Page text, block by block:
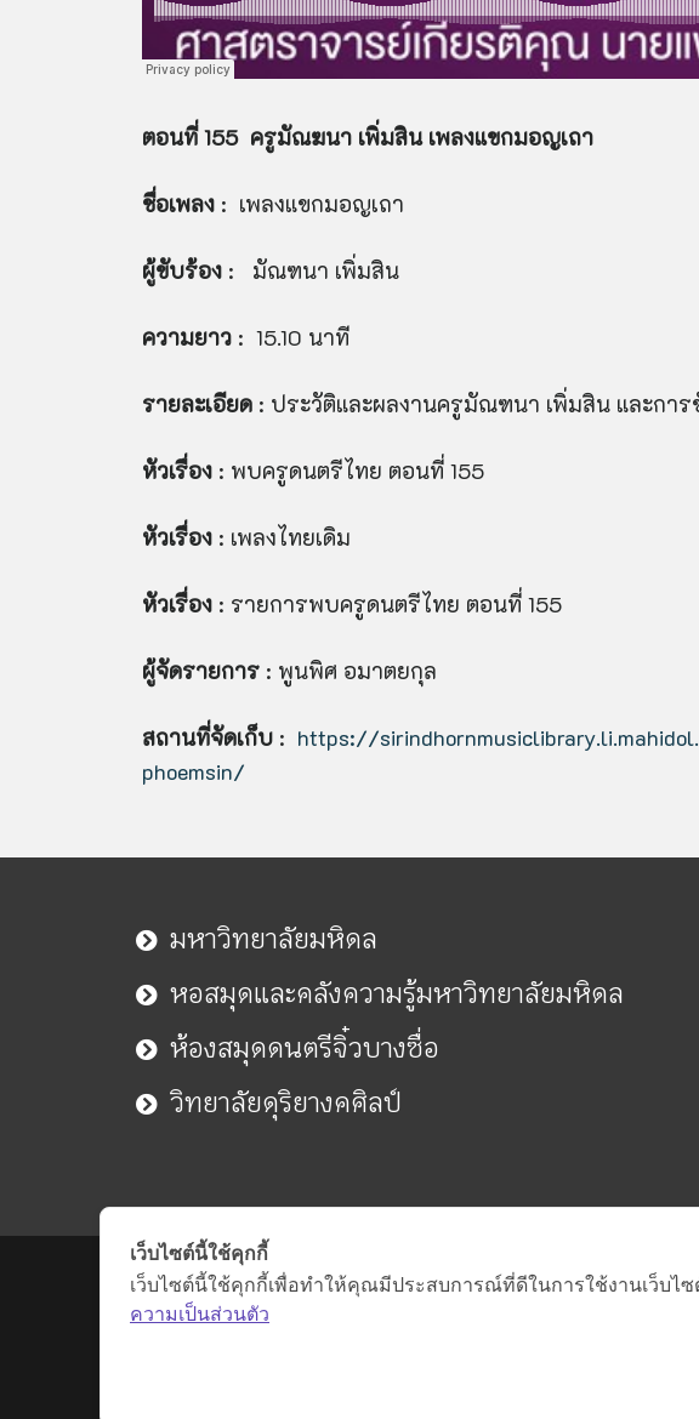
ตอนที่ 155 ครูมัณฆนา เพิ่มสิน เพลงแขกมอญเถา
ชื่อเพลง : เพลงแขกมอญเถา
ผู้ขับร้อง : มัณฑนา เพิ่มสิน
ความยาว : 15.10 นาที
รายละเอียด : ประวัติและผลงานครูมัณฑนา เพิ่มสิน และการ
หัวเรื่อง : พบครูดนตรีไทย ตอนที่ 155
หัวเรื่อง : เพลงไทยเดิม
หัวเรื่อง : รายการพบครูดนตรีไทย ตอนที่ 155
ผู้จัดรายการ : พูนพิศ อมาตยกุล
สถานที่จัดเก็บ : https://
phoemsin/
มหาวิทยาลัยมหิดล
หอสมุดและคลังความรู้มหาวิทยาลัยมหิดล
ห้องสมุดดนตรีจิ๋วบางซื่อ
วิทยาลัยดุริยางคศิลป์
เว็บไซต์นี้ใช้คุกกี้
เว็บไซต์นี้ใช้คุกกี้เพื่อทำให้คุณมีประสบการณ์ที่ดีในการใช้งานเว็บไ
ความเป็นส่วนตัว